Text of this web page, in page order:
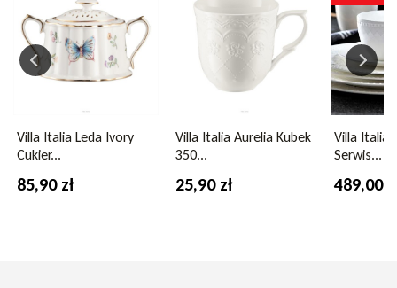
Villa Italia Leda Ivory
Cukier...
85,90 zł
Villa Italia Aurelia Kubek
350...
25,90 zł
Villa Italia
Serwis...
489,00